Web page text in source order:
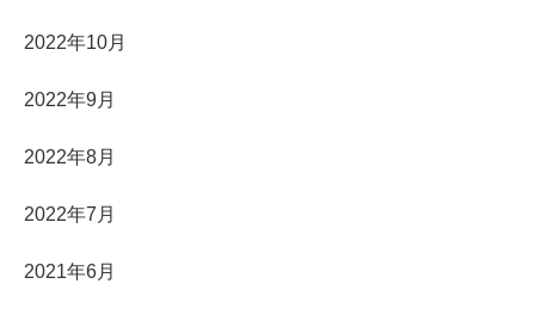
2022年10月
2022年9月
2022年8月
2022年7月
2021年6月